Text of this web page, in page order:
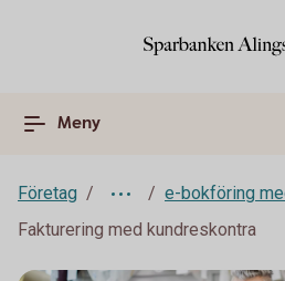
Meny
Företag
e-bokföring
Fakturering med kundreskontra